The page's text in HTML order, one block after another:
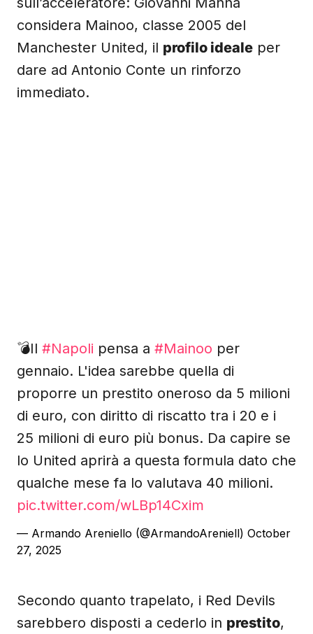
considera Mainoo, classe 2005 del
Manchester United, il profilo ideale per
dare ad Antonio Conte un rinforzo
immediato.
💣Il #Napoli pensa a #Mainoo per
gennaio. L'idea sarebbe quella di
proporre un prestito oneroso da 5 milioni
di euro, con diritto di riscatto tra i 20 e i
25 milioni di euro più bonus. Da capire se
lo United aprirà a questa formula dato che
qualche mese fa lo valutava 40 milioni.
pic.twitter.com/wLBp14Cxim
— Armando Areniello (@ArmandoAreniell) October
27, 2025
Secondo quanto trapelato, i Red Devils
sarebbero disposti a cederlo in prestito,